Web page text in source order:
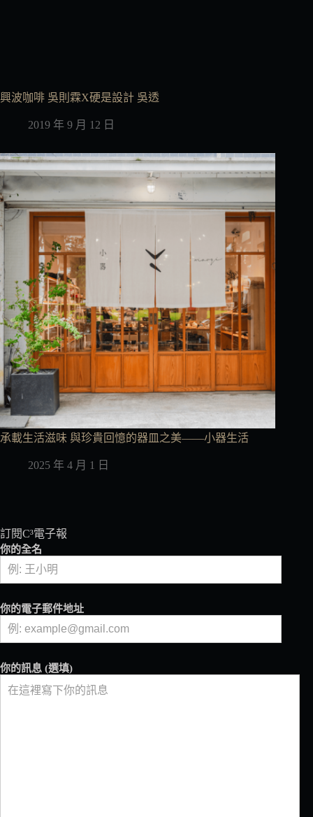
興波咖啡 吳則霖X硬是設計 吳透
2019 年 9 月 12 日
承載生活滋味 與珍貴回憶的器皿之美——小器生活
2025 年 4 月 1 日
訂閱C³電子報
你的全名
你的電子郵件地址
你的訊息 (選填)